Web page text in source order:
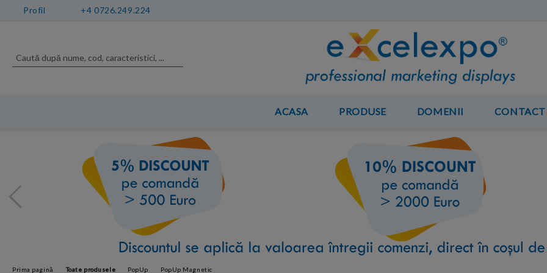
Profil +4 0726.249.224
ACASA PRODUSE DOMENII CONTACT
Prima pagină Toate produsele PopUp PopUp Magnetic